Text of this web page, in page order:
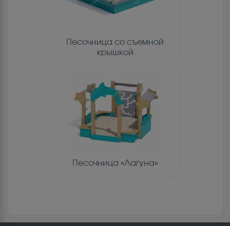
Песочница со съемной
крышкой
Песочница «Лагуна»